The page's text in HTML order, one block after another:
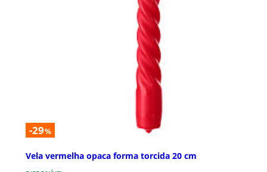
-29%
Vela vermelha opaca forma torcida 20 cm